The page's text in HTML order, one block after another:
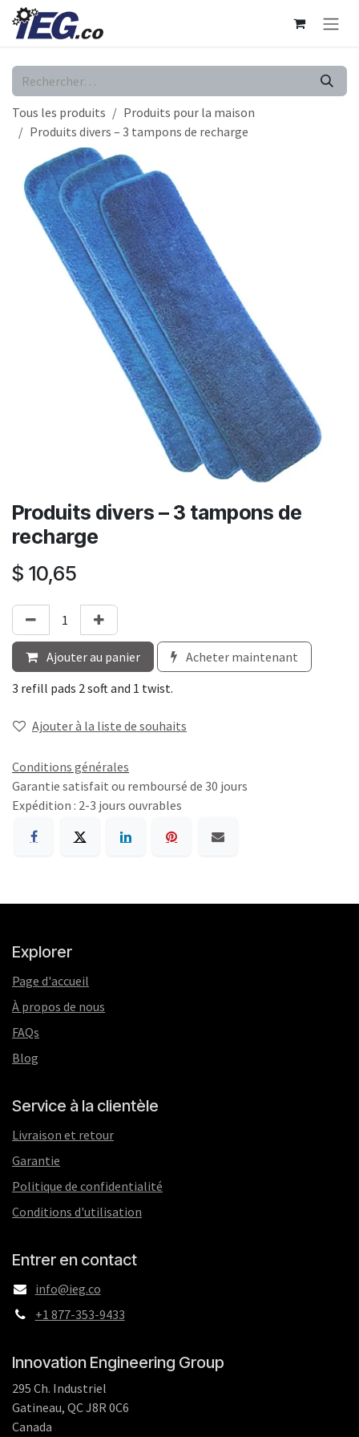
Se rendre au contenu
Tous les produits
Produits pour la maison
Produits divers – 3 tampons de recharge
Produits divers – 3 tampons de
recharge
$ 10,65
Ajouter au panier
Acheter maintenant
3 refill pads 2 soft and 1 twist.
Ajouter à la liste de souhaits
Conditions générales
Garantie satisfait ou remboursé de 30 jours
Expédition : 2-3 jours ouvrables
Explorer
Page d'accueil
À propos de nous
FAQs
Blog
Service à la clientèle
Livraison et retour
Garantie
Politique de confidentialité
Conditions d'utilisation
Entrer en contact
info@ieg.co
+1 877-353-9433
Innovation Engineering Group
295 Ch. Industriel
Gatineau, QC J8R 0C6
Canada